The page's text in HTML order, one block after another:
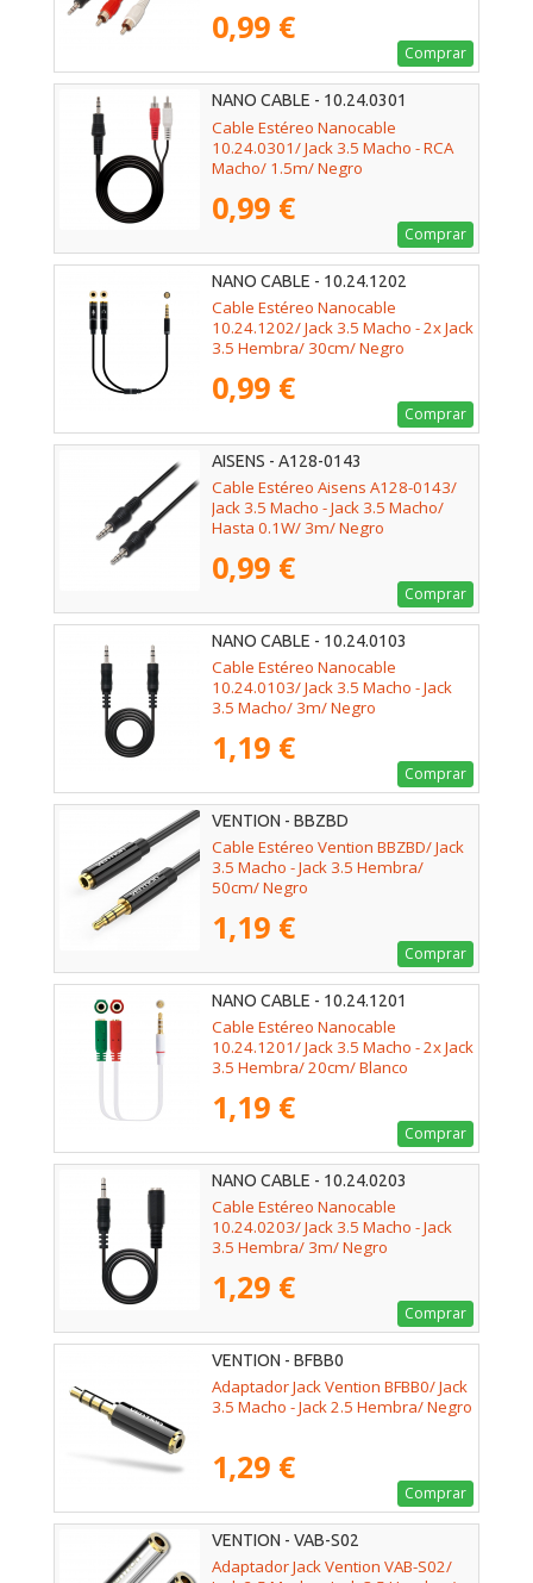
0,99 €
Comprar
NANO CABLE - 10.24.0301
Cable Estéreo Nanocable
10.24.0301/ Jack 3.5 Macho - RCA
Macho/ 1.5m/ Negro
0,99 €
Comprar
NANO CABLE - 10.24.1202
Cable Estéreo Nanocable
10.24.1202/ Jack 3.5 Macho - 2x Jack
3.5 Hembra/ 30cm/ Negro
0,99 €
Comprar
AISENS - A128-0143
Cable Estéreo Aisens A128-0143/
Jack 3.5 Macho - Jack 3.5 Macho/
Hasta 0.1W/ 3m/ Negro
0,99 €
Comprar
NANO CABLE - 10.24.0103
Cable Estéreo Nanocable
10.24.0103/ Jack 3.5 Macho - Jack
3.5 Macho/ 3m/ Negro
1,19 €
Comprar
VENTION - BBZBD
Cable Estéreo Vention BBZBD/ Jack
3.5 Macho - Jack 3.5 Hembra/
50cm/ Negro
1,19 €
Comprar
NANO CABLE - 10.24.1201
Cable Estéreo Nanocable
10.24.1201/ Jack 3.5 Macho - 2x Jack
3.5 Hembra/ 20cm/ Blanco
1,19 €
Comprar
NANO CABLE - 10.24.0203
Cable Estéreo Nanocable
10.24.0203/ Jack 3.5 Macho - Jack
3.5 Hembra/ 3m/ Negro
1,29 €
Comprar
VENTION - BFBB0
Adaptador Jack Vention BFBB0/ Jack
3.5 Macho - Jack 2.5 Hembra/ Negro
1,29 €
Comprar
VENTION - VAB-S02
Adaptador Jack Vention VAB-S02/